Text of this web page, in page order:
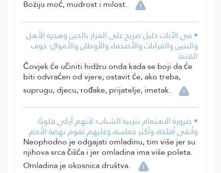
Božiju moć, mudrost i milost.
• في الآيات دليل صريح على الفرار بالدين وهجرة الأهل
والبنين والقرابات والأصدقاء والأوطان والأموال؛ خوف
الفتنة.
Čovjek će učiniti hidžru onda kada se boji da će
biti odvraćen od vjere; ostavit će, ako treba,
suprugu, djecu, rođake, prijatelje, imetak.
• ضرورة الاهتمام بتربية الشباب؛ لأنهم أزكى قلوبًا،
وأنقى أفئدة، وأكثر حماسة، وعليهم تقوم نهضة الأمم.
Neophodno je odgajati omladinu, tim više jer su
njihova srca čišća i jer omladina ima više poleta.
Omladina je okosnica društva.